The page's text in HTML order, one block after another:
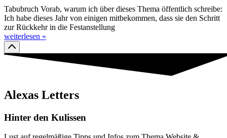
Tabubruch Vorab, warum ich über dieses Thema öffentlich schreibe:
Ich habe dieses Jahr von einigen mitbekommen, dass sie den Schritt
zur Rückkehr in die Festanstellung
weiterlesen »
Alexas Letters
Hinter den Kulissen